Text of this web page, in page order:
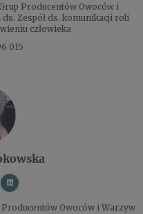
Producentów Owoców i
ds. Zespół ds. komunikacji roli
człowieka
015
Owoców i Warzyw